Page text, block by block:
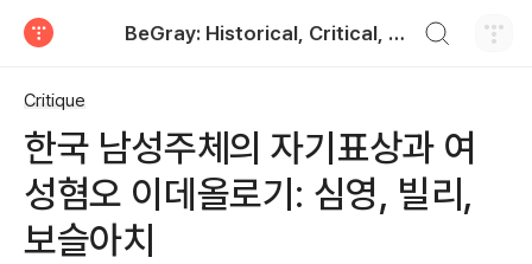
BeGray: Historical, Critical, and Practical
Critique
한국 남성주체의 자기표상과 여
성혐오 이데올로기: 심영, 빌리,
보슬아치